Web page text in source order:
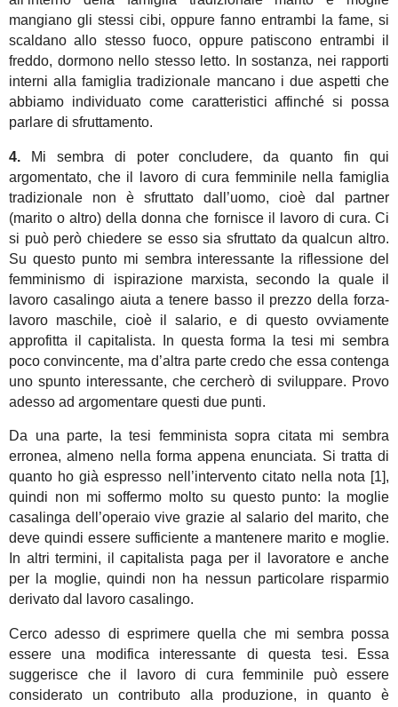
mangiano gli stessi cibi, oppure fanno entrambi la fame, si
scaldano allo stesso fuoco, oppure patiscono entrambi il
freddo, dormono nello stesso letto. In sostanza, nei rapporti
interni alla famiglia tradizionale mancano i due aspetti che
abbiamo individuato come caratteristici affinché si possa
parlare di sfruttamento.
4. Mi sembra di poter concludere, da quanto fin qui
argomentato, che il lavoro di cura femminile nella famiglia
tradizionale non è sfruttato dall’uomo, cioè dal partner
(marito o altro) della donna che fornisce il lavoro di cura. Ci
si può però chiedere se esso sia sfruttato da qualcun altro.
Su questo punto mi sembra interessante la riflessione del
femminismo di ispirazione marxista, secondo la quale il
lavoro casalingo aiuta a tenere basso il prezzo della forza-
lavoro maschile, cioè il salario, e di questo ovviamente
approfitta il capitalista. In questa forma la tesi mi sembra
poco convincente, ma d’altra parte credo che essa contenga
uno spunto interessante, che cercherò di sviluppare. Provo
adesso ad argomentare questi due punti.
Da una parte, la tesi femminista sopra citata mi sembra
erronea, almeno nella forma appena enunciata. Si tratta di
quanto ho già espresso nell’intervento citato nella nota [1],
quindi non mi soffermo molto su questo punto: la moglie
casalinga dell’operaio vive grazie al salario del marito, che
deve quindi essere sufficiente a mantenere marito e moglie.
In altri termini, il capitalista paga per il lavoratore e anche
per la moglie, quindi non ha nessun particolare risparmio
derivato dal lavoro casalingo.
Cerco adesso di esprimere quella che mi sembra possa
essere una modifica interessante di questa tesi. Essa
suggerisce che il lavoro di cura femminile può essere
considerato un contributo alla produzione, in quanto è